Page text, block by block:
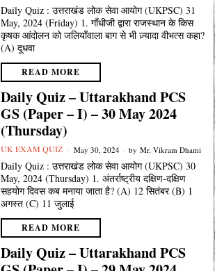
Daily Quiz : उत्तराखंड लोक सेवा आयोग (UKPSC) 31
May, 2024 (Friday) 1. गाँधीजी द्वारा राजस्थान के किस
कृषक आंदोलन को जलियाँवाला बाग से भी ज़्यादा वीभत्स कहा?
(A) दूधवा
READ MORE
Daily Quiz – Uttarakhand PCS
GS (Paper – I) – 30 May 2024
(Thursday)
UK EXAM QUIZ May 30, 2024 by Mr. Vikram Dhami
Daily Quiz : उत्तराखंड लोक सेवा आयोग (UKPSC) 30
May, 2024 (Thursday) 1. अंतर्राष्ट्रीय दक्षिण-दक्षिण
सहयोग दिवस कब मनाया जाता है? (A) 12 सितंबर (B) 1
अगस्त (C) 11 जुलाई
READ MORE
Daily Quiz – Uttarakhand PCS